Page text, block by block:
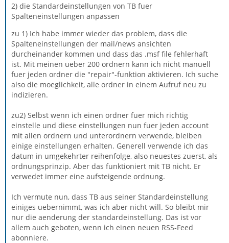
2) die Standardeinstellungen von TB fuer
Spalteneinstellungen anpassen
zu 1) Ich habe immer wieder das problem, dass die
Spalteneinstellungen der mail/news ansichten
durcheinander kommen und dass das .msf file fehlerhaft
ist. Mit meinen ueber 200 ordnern kann ich nicht manuell
fuer jeden ordner die "repair"-funktion aktivieren. Ich suche
also die moeglichkeit, alle ordner in einem Aufruf neu zu
indizieren.
zu2) Selbst wenn ich einen ordner fuer mich richtig
einstelle und diese einstellungen nun fuer jeden account
mit allen ordnern und unterordnern verwende, bleiben
einige einstellungen erhalten. Generell verwende ich das
datum in umgekehrter reihenfolge, also neuestes zuerst, als
ordnungsprinzip. Aber das funktioniert mit TB nicht. Er
verwedet immer eine aufsteigende ordnung.
Ich vermute nun, dass TB aus seiner Standardeinstellung
einiges uebernimmt, was ich aber nicht will. So bleibt mir
nur die aenderung der standardeinstellung. Das ist vor
allem auch geboten, wenn ich einen neuen RSS-Feed
abonniere.